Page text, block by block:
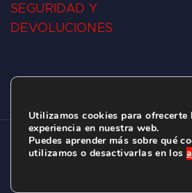
SEGURIDAD Y
DEVOLUCIONES
CLUB DE SURF LAS DUNAS ©
C/ BERNARDO ÁLVAREZ GALAN 1,
Utilizamos cookies para ofrecerte
experiencia en nuestra web.
Puedes aprender más sobre qué
utilizamos o desactivarlas en los